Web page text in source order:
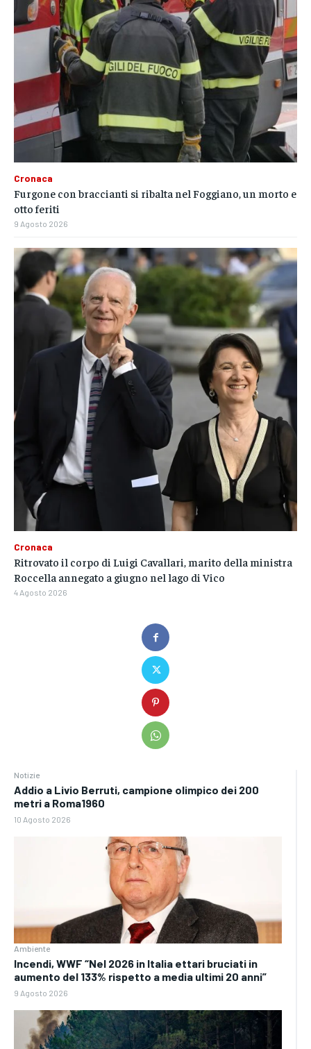
Notizie
Addio a Livio Berruti, campione olimpico dei 200
metri a Roma1960
10 Agosto 2026
Ambiente
Incendi, WWF “Nel 2026 in Italia ettari bruciati in
aumento del 133% rispetto a media ultimi 20 anni”
9 Agosto 2026
Cronaca
Furgone con braccianti si ribalta nel Foggiano, un morto e
otto feriti
9 Agosto 2026
Cronaca
Ritrovato il corpo di Luigi Cavallari, marito della ministra
Roccella annegato a giugno nel lago di Vico
4 Agosto 2026